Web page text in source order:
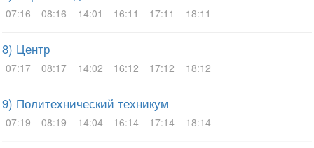
07:16 08:16 14:01 16:11 17:11 18:11
8) Центр
07:17 08:17 14:02 16:12 17:12 18:12
9) Политехнический техникум
07:19 08:19 14:04 16:14 17:14 18:14